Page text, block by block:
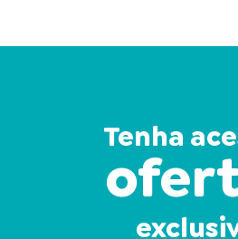
Tenha